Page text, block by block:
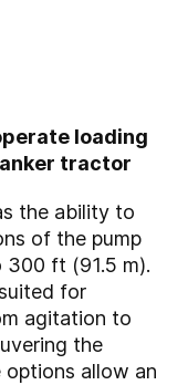
loading
tractor
the ability to
of the pump
300 ft (91.5 m).
for
agitation to
the
options allow an